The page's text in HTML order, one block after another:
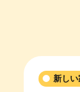
新し